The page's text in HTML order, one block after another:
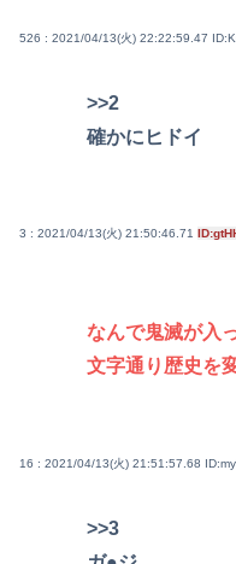
526 : 2021/04/13(火) 22:22:59.47
>>2
確かにヒドイ
3 : 2021/04/13(火) 21:50:46.71
なんで鬼滅が入
文字通り歴史を
16 : 2021/04/13(火) 21:51:57.68
>>3